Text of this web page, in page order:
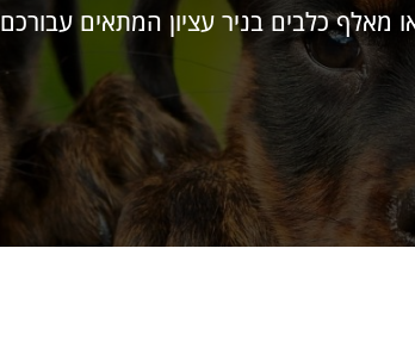
מאלף כלבים בניר עציון המתאים עבורכם